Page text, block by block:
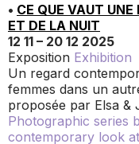
• CE QUE VAUT UNE
ET DE LA NUIT
12 11 – 20 12 2025
Exposition Exhibition
Un regard
femmes dans un
proposée par Elsa &
Photographic series
contemporary look